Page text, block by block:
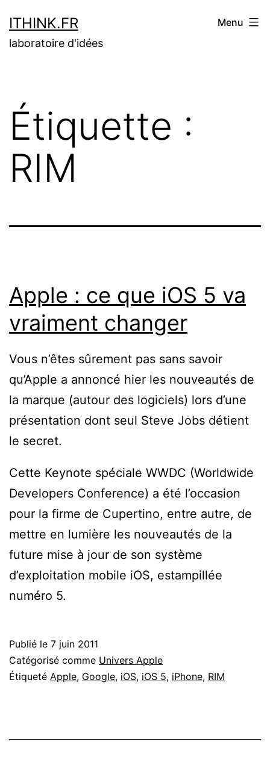
au
contenu
ITHINK.FR
laboratoire d'idées
Menu
Étiquette :
RIM
Apple : ce que iOS 5 va
vraiment changer
Vous n’êtes sûrement pas sans savoir
qu’Apple a annoncé hier les nouveautés de
la marque (autour des logiciels) lors d’une
présentation dont seul Steve Jobs détient
le secret.
Cette Keynote spéciale WWDC (Worldwide
Developers Conference) a été l’occasion
pour la firme de Cupertino, entre autre, de
mettre en lumière les nouveautés de la
future mise à jour de son système
d’exploitation mobile iOS, estampillée
numéro 5.
Publié le 7 juin 2011
Catégorisé comme Univers Apple
Étiqueté Apple, Google, iOS, iOS 5, iPhone, RIM